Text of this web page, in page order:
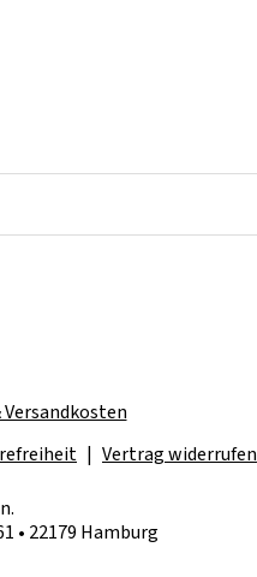
Versandkosten
Vertrag widerrufen
• 22179 Hamburg